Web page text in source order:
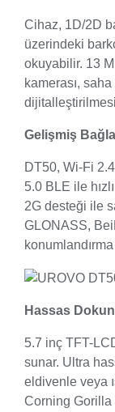
Cihaz, 1D/2D
üzerindeki
okuyabilir. 13
kamerası,
Gelişmiş
DT50, Wi-Fi
5.0 BLE ile
2G desteği ile
GLONASS,
Hassas
5.7 inç TFT-
sunar. Ultra
eldivenle veya
Corning Gorilla